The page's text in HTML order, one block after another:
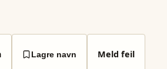
Lagre navn Meld feil